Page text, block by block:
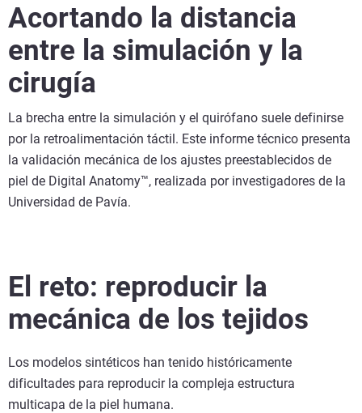
Acortando la distancia
entre la simulación y la
cirugía
La brecha entre la simulación y el quirófano suele definirse
por la retroalimentación táctil. Este informe técnico presenta
la validación mecánica de los ajustes preestablecidos de
piel de Digital Anatomy™, realizada por investigadores de la
Universidad de Pavía.
El reto: reproducir la
mecánica de los tejidos
Los modelos sintéticos han tenido históricamente
dificultades para reproducir la compleja estructura
multicapa de la piel humana.